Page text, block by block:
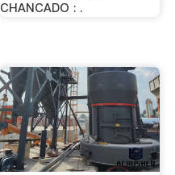
CHANCADO : .